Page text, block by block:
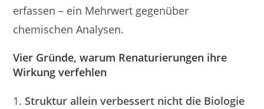
erfassen – ein Mehrwert gegenüber
chemischen Analysen.
Vier Gründe, warum Renaturierungen ihre
Wirkung verfehlen
Struktur allein verbessert nicht die Biologie